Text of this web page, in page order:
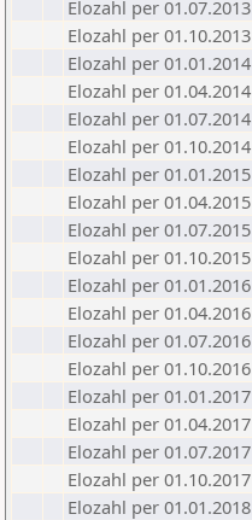
Elozahl per 01.07.2013
Elozahl per 01.10.2013
Elozahl per 01.01.2014
Elozahl per 01.04.2014
Elozahl per 01.07.2014
Elozahl per 01.10.2014
Elozahl per 01.01.2015
Elozahl per 01.04.2015
Elozahl per 01.07.2015
Elozahl per 01.10.2015
Elozahl per 01.01.2016
Elozahl per 01.04.2016
Elozahl per 01.07.2016
Elozahl per 01.10.2016
Elozahl per 01.01.2017
Elozahl per 01.04.2017
Elozahl per 01.07.2017
Elozahl per 01.10.2017
Elozahl per 01.01.2018